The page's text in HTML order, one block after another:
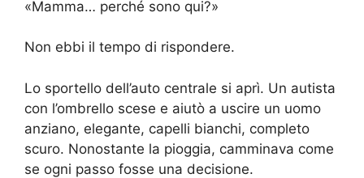
«Mamma… perché sono qui?»
Non ebbi il tempo di rispondere.
Lo sportello dell’auto centrale si aprì. Un autista
con l’ombrello scese e aiutò a uscire un uomo
anziano, elegante, capelli bianchi, completo
scuro. Nonostante la pioggia, camminava come
se ogni passo fosse una decisione.